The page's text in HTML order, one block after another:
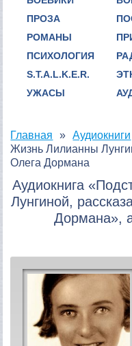
ПРОЗА
РОМАНЫ
ПСИХОЛОГИЯ
S.T.A.L.K.E.R.
УЖАСЫ
Главная Аудиокниги
Жизнь Лилианны
Олега Дормана
Аудиокнига
Лунгиной,
Дормана»,